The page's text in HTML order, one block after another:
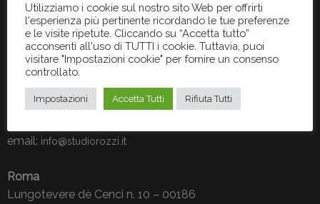
CONTATTI
Pescara(sede principale)
Via Napoli n. 41 – 65121
email: info@studiorozzi.it
Roma
Lungotevere dè Cenci n. 10 – 00186
Utilizziamo i cookie sul nostro sito Web per offrirti
l'esperienza più pertinente ricordando le tue preferenze
e le visite ripetute. Cliccando su “Accetta tutto”
acconsenti all'uso di TUTTI i cookie. Tuttavia, puoi
visitare "Impostazioni cookie" per fornire un consenso
controllato.
Impostazioni Accetta Tutti Rifiuta Tutti